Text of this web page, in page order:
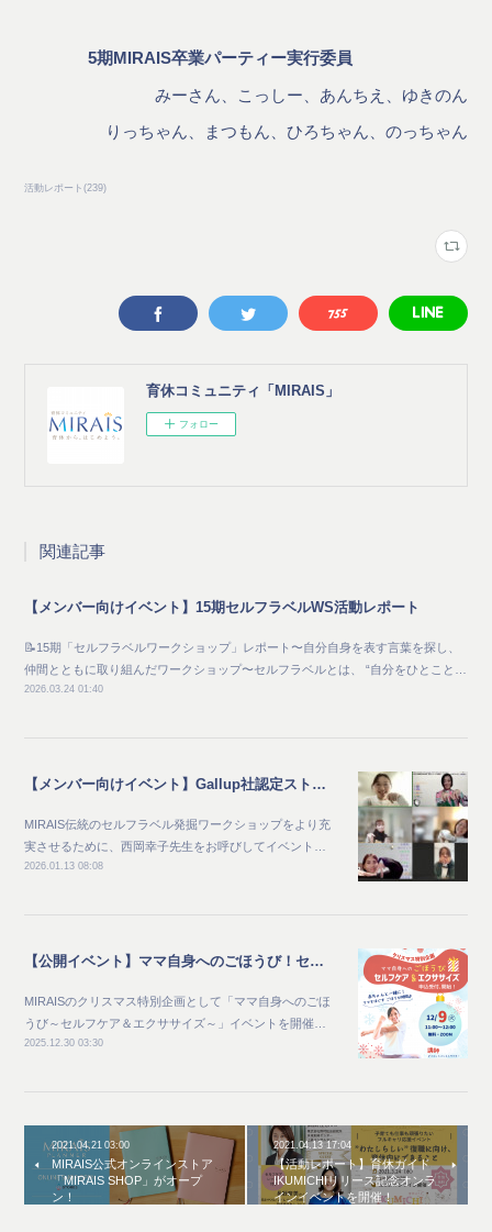
5期MIRAIS卒業パーティー実行委員
みーさん、こっしー、あんちえ、ゆきのん
りっちゃん、まつもん、ひろちゃん、のっちゃん
活動レポート(239)
育休コミュニティ「MIRAIS」
フォロー
関連記事
【メンバー向けイベント】15期セルフラベルWS活動レポート
📝15期「セルフラベルワークショップ」レポート〜自分自身を表す言葉を探し、
仲間とともに取り組んだワークショップ〜セルフラベルとは、 “自分をひとこと…
2026.03.24 01:40
【メンバー向けイベント】Gallup社認定ストレングスコーチ西岡幸子先生と学ぶ 「自分の資質」の活かし方を開催
MIRAIS伝統のセルフラベル発掘ワークショップをより充
実させるために、西岡幸子先生をお呼びしてイベント…
2026.01.13 08:08
【公開イベント】ママ自身へのごほうび！セルフケア＆エクササイズ レポート
MIRAISのクリスマス特別企画として「ママ自身へのごほ
うび～セルフケア＆エクササイズ～」イベントを開催…
2025.12.30 03:30
2021.04.21 03:00
MIRAIS公式オンラインストア
「MIRAIS SHOP」がオープ
ン！
2021.04.13 17:04
【活動レポート】育休ガイド
IKUMICHIリリース記念オンラ
インイベントを開催！